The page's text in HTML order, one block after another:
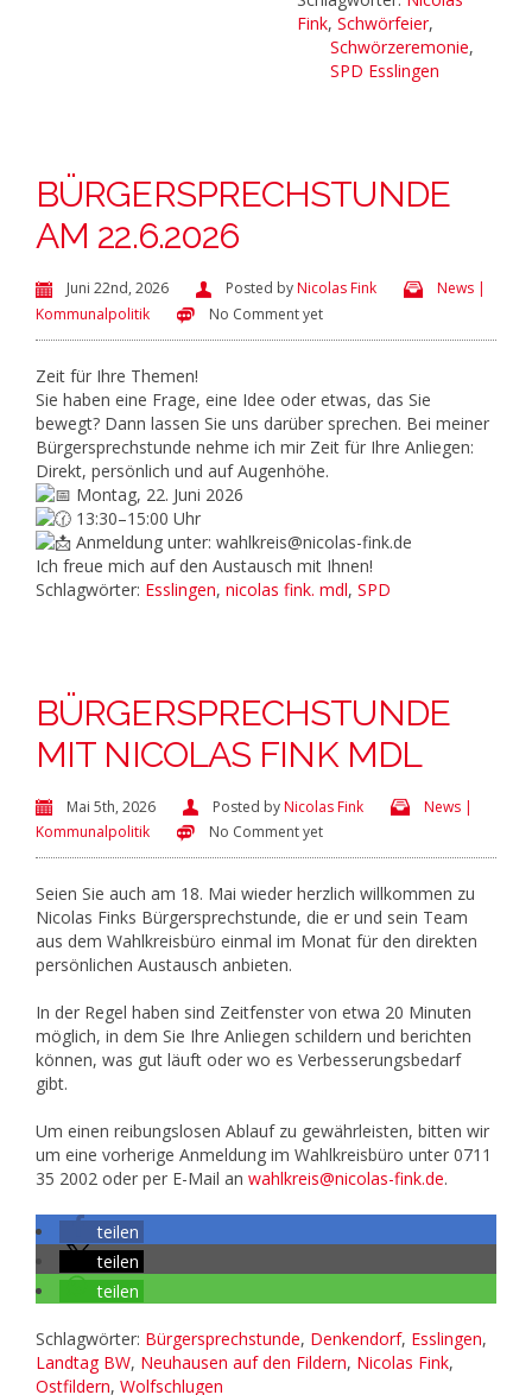
Fink, Schwörfeier,
Schwörzeremonie,
SPD Esslingen
BÜRGERSPRECHSTUNDE
AM 22.6.2026
Juni 22nd, 2026 Posted byNicolas Fink
News |
Kommunalpolitik
No Comment yet
Zeit für Ihre Themen!
Sie haben eine Frage, eine Idee oder etwas, das Sie
bewegt? Dann lassen Sie uns darüber sprechen. Bei meiner
Bürgersprechstunde nehme ich mir Zeit für Ihre Anliegen:
Direkt, persönlich und auf Augenhöhe.
Montag, 22. Juni 2026
13:30–15:00 Uhr
Anmeldung unter: wahlkreis@nicolas-fink.de
Ich freue mich auf den Austausch mit Ihnen!
Schlagwörter: Esslingen, nicolas fink. mdl, SPD
BÜRGERSPRECHSTUNDE
MIT NICOLAS FINK MDL
Mai 5th, 2026 Posted byNicolas Fink
News |
Kommunalpolitik
No Comment yet
Seien Sie auch am 18. Mai wieder herzlich willkommen zu
Nicolas Finks Bürgersprechstunde, die er und sein Team
aus dem Wahlkreisbüro einmal im Monat für den direkten
persönlichen Austausch anbieten.
In der Regel haben sind Zeitfenster von etwa 20 Minuten
möglich, in dem Sie Ihre Anliegen schildern und berichten
können, was gut läuft oder wo es Verbesserungsbedarf
gibt.
Um einen reibungslosen Ablauf zu gewährleisten, bitten wir
um eine vorherige Anmeldung im Wahlkreisbüro unter 0711
35 2002 oder per E-Mail an wahlkreis@nicolas-fink.de.
teilen
teilen
teilen
Schlagwörter: Bürgersprechstunde, Denkendorf, Esslingen,
Landtag BW, Neuhausen auf den Fildern, Nicolas Fink,
Ostfildern, Wolfschlugen